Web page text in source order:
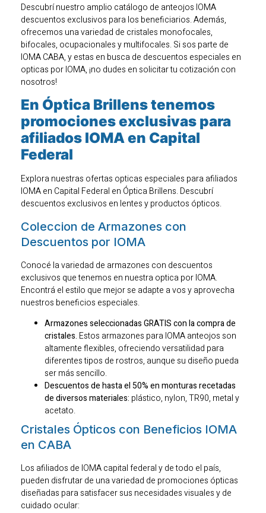
Descubrí nuestro amplio catálogo de anteojos IOMA
descuentos exclusivos para los beneficiarios. Además,
ofrecemos una variedad de cristales monofocales,
bifocales, ocupacionales y multifocales. Si sos parte de
IOMA CABA, y estas en busca de descuentos especiales en
opticas por IOMA, ¡no dudes en solicitar tu cotización con
nosotros!
En Óptica Brillens tenemos
promociones exclusivas para
afiliados IOMA en Capital
Federal
Explora nuestras ofertas opticas especiales para afiliados
IOMA en Capital Federal en Óptica Brillens. Descubrí
descuentos exclusivos en lentes y productos ópticos.
Coleccion de Armazones con
Descuentos por IOMA
Conocé la variedad de armazones con descuentos
exclusivos que tenemos en nuestra optica por IOMA.
Encontrá el estilo que mejor se adapte a vos y aprovecha
nuestros beneficios especiales.
Armazones seleccionadas GRATIS con la compra de
cristales. Estos armazones para IOMA anteojos son
altamente flexibles, ofreciendo versatilidad para
diferentes tipos de rostros, aunque su diseño pueda
ser más sencillo.
Descuentos de hasta el 50% en monturas recetadas
de diversos materiales: plástico, nylon, TR90, metal y
acetato.
Cristales Ópticos con Beneficios IOMA
en CABA
Los afiliados de IOMA capital federal y de todo el país,
pueden disfrutar de una variedad de promociones ópticas
diseñadas para satisfacer sus necesidades visuales y de
cuidado ocular: